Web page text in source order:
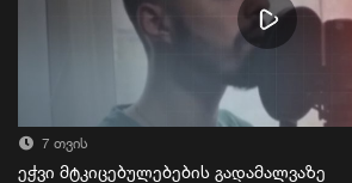
7 თვის
ეჭვი მტკიცებულებების გადამალვაზე